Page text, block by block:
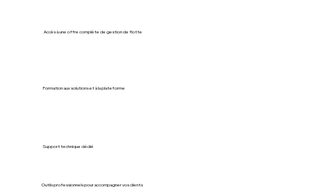
Outils professionnels pour accompagner vos clients
Support technique dédié
Formation aux solutions et à la plateforme
Accès à une offre complète de gestion de flotte